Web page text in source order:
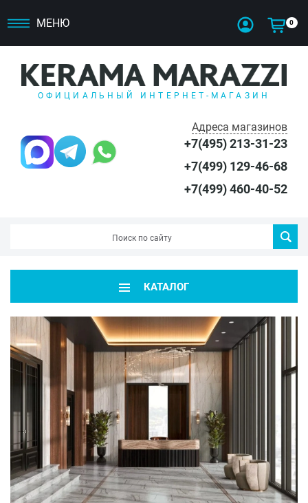
МЕНЮ 0
ОФИЦИАЛЬНЫЙ ИНТЕРНЕТ-МАГАЗИН
Адреса магазинов
+7(495) 213-31-23
+7(499) 129-46-68
+7(499) 460-40-52
КАТАЛОГ